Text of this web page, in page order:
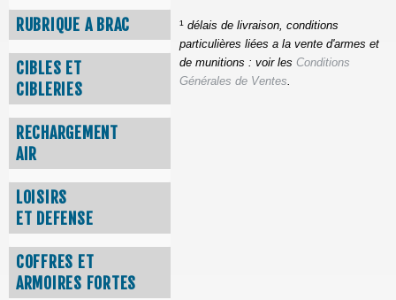
RUBRIQUE A BRAC
CIBLES ET
CIBLERIES
RECHARGEMENT
AIR
LOISIRS
ET DEFENSE
COFFRES ET
ARMOIRES FORTES
¹ délais de livraison, conditions
particulières liées a la vente d'armes et
de munitions : voir les Conditions
Générales de Ventes